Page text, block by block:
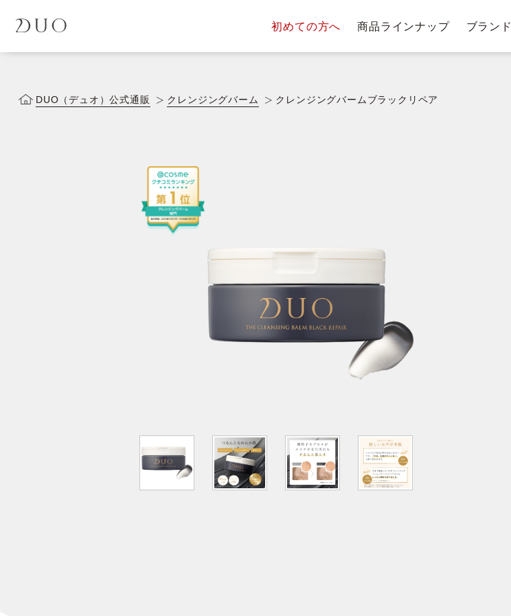
初めての方へ 商品ラインナップ
落とす美容液
すべてのアイテム
ブランド
DUOについて DUOヒストリー ベストコスメ受賞履歴
DUO（デュオ）公式通販 クレンジングバーム クレンジングバームブラックリペア